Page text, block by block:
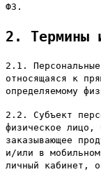
ФЗ.
2. Термины
2.1.
относящаяся к
определяемому
2.2. Субъект
физическое лицо,
заказывающее
и/или в
личный кабинет,